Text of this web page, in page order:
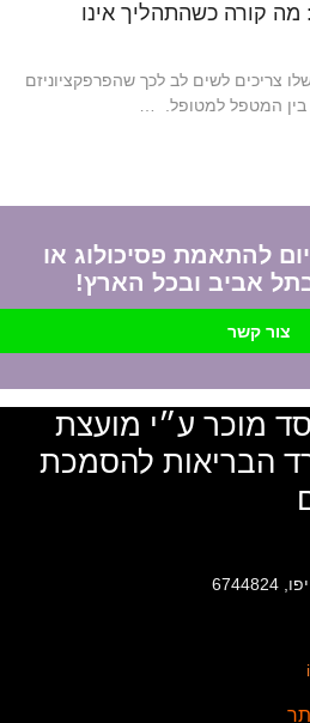
מה קורה כשהתהליך אינו
צריכים לשים לב לכך שהפרפקציוניזם
בין המטפל למטופל. …
להתאמת פסיכולוג או
אביב ובכל הארץ!
צור קשר
מוכר ע״י מועצת
הבריאות להסמכת